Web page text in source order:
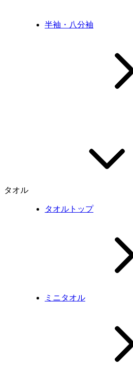
半袖・八分袖
タオル
タオルトップ
ミニタオル